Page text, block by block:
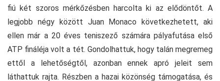
fiú két szoros mérkőzésben harcolta ki az elődöntőt. A
legjobb négy között Juan Monaco következhetett, aki
ellen már a 20 éves teniszező számára pályafutása első
ATP fináléja volt a tét. Gondolhattuk, hogy talán megremeg
ettől a lehetőségtől, azonban ennek apró jeleit sem
láthattuk rajta. Részben a hazai közönség támogatása, és